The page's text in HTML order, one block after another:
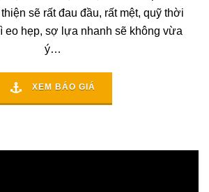
sẽ rất đau đầu, rất mệt, quỹ thời
eo hẹp, sợ lựa nhanh sẽ không vừa
ý…
XEM BÁO GIÁ